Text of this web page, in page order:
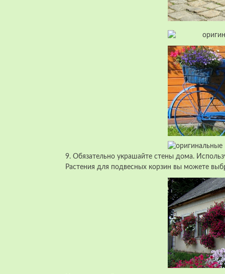
9. Обязательно украшайте стены дома.
Растения для подвесных корзин вы можете